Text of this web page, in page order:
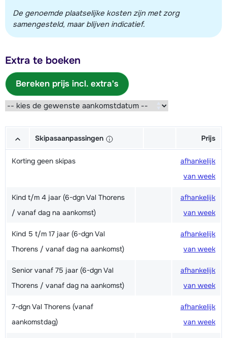
De genoemde plaatselijke kosten zijn met zorg
samengesteld, maar blijven indicatief.
Extra te boeken
Bereken prijs incl. extra's
Skipasaanpassingen Prijs
Korting geen skipas
afhankelijk
van week
Kind t/m 4 jaar (6-dgn Val Thorens
/ vanaf dag na aankomst)
afhankelijk
van week
Kind 5 t/m 17 jaar (6-dgn Val
Thorens / vanaf dag na aankomst)
afhankelijk
van week
Senior vanaf 75 jaar (6-dgn Val
Thorens / vanaf dag na aankomst)
afhankelijk
van week
7-dgn Val Thorens (vanaf
aankomstdag)
afhankelijk
van week